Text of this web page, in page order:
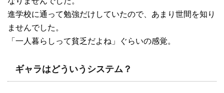
進学校に通って勉強だけしていたので、あまり世間を知り
ませんでした。
「一人暮らしって貧乏だよね」ぐらいの感覚。
ギャラはどういうシステム？